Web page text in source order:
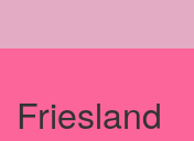
Friesland